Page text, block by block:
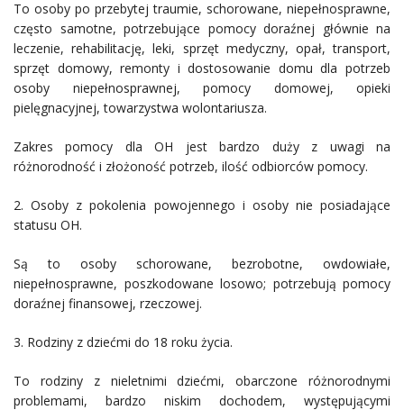
To osoby po przebytej traumie, schorowane, niepełnosprawne,
często samotne, potrzebujące pomocy doraźnej głównie na
leczenie, rehabilitację, leki, sprzęt medyczny, opał, transport,
sprzęt domowy, remonty i dostosowanie domu dla potrzeb
osoby niepełnosprawnej, pomocy domowej, opieki
pielęgnacyjnej, towarzystwa wolontariusza.
Zakres pomocy dla OH jest bardzo duży z uwagi na
różnorodność i złożoność potrzeb, ilość odbiorców pomocy.
2. Osoby z pokolenia powojennego i osoby nie posiadające
statusu OH.
Są to osoby schorowane, bezrobotne, owdowiałe,
niepełnosprawne, poszkodowane losowo; potrzebują pomocy
doraźnej finansowej, rzeczowej.
3. Rodziny z dziećmi do 18 roku życia.
To rodziny z nieletnimi dziećmi, obarczone różnorodnymi
problemami, bardzo niskim dochodem, występującymi